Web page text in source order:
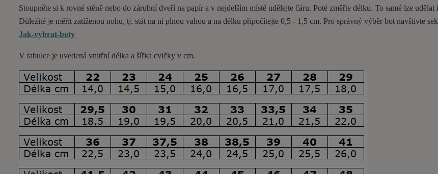
Stoupněte si k rovné stěně nebo do zárubní dveří na papír a v nejdelším místě udělejte čáru. Poté změřte délku. To samé lze udělat
Důležité je měřit zatíženou nohu, tj. stát na ní plnou vahou a na délku připočítejte 0,5 - 1,5 cm. Pro správný výběr bot navštivte
Jak-vybrat-boty
V tabulce je uvedená vnitřní délka a šířka cvičky v cm.